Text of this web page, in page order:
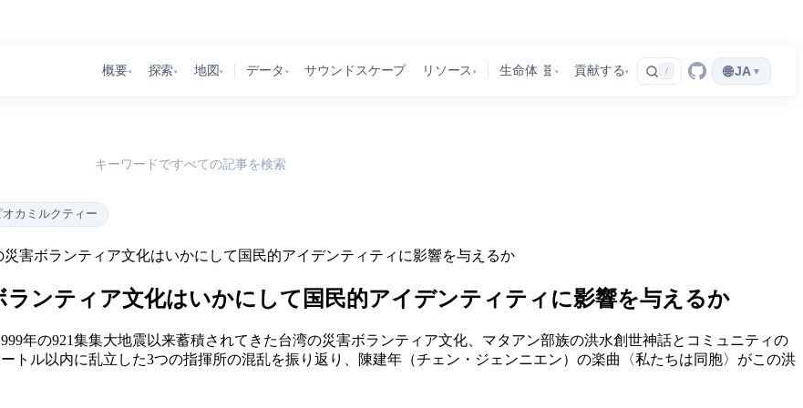
概要▾ 探索▾ 地図 ▾ データ ▾ サウンドスケープ リソース ▾ 生命体 🧬 ▾ 貢献する ▾ / 🌐 JA ▾
キーワードですべての記事を検索
オカミルクティー
害ボランティア文化はいかにして国民的アイデンティティに影響を与えるか
ンティア文化はいかにして国民的アイデンティティに影響を与えるか
年の921集集大地震以来蓄積されてきた台湾の災害ボランティア文化、マタアン部族の洪水創世神話とコミュニティの
トル以内に乱立した3つの指揮所の混乱を振り返り、陳建年（チェン・ジェンニエン）の楽曲〈私たちは同胞〉がこの洪